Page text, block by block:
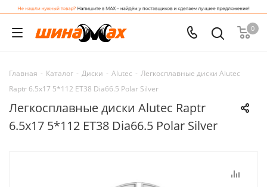
0
Главная - Каталог - Диски - Alutec - Легкосплавные диски Alutec
Raptr 6.5x17 5*112 ET38 Dia66.5 Polar Silver
Легкосплавные диски Alutec Raptr
6.5x17 5*112 ET38 Dia66.5 Polar Silver